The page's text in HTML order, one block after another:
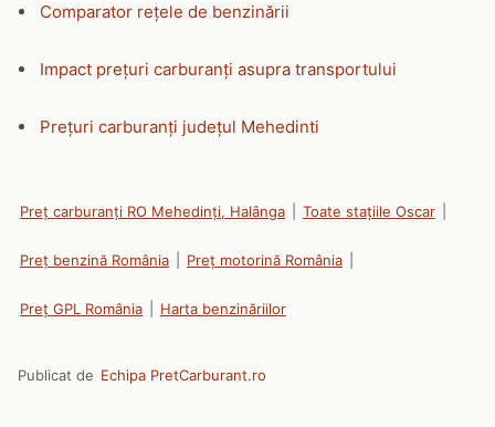
Comparator rețele de benzinării
Impact prețuri carburanți asupra transportului
Prețuri carburanți județul Mehedinti
Preț carburanți RO Mehedinți, Halânga Toate stațiile Oscar
Preț benzină România Preț motorină România
Preț GPL România Harta benzinăriilor
Publicat de Echipa PretCarburant.ro